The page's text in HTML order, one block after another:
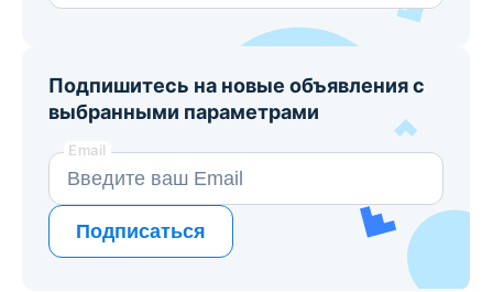
Подпишитесь на новые объявления с
выбранными параметрами
Email
Подписаться